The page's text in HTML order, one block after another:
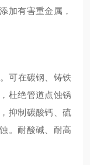
加有害重金属，
可在碳钢、铸铁
杜绝管道点蚀锈
抑制碳酸钙、硫
。耐酸碱、耐高